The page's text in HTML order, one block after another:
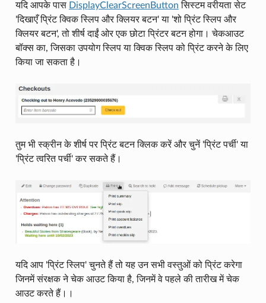
यदि आपके पास DisplayClearScreenButton सिस्टम वरीयता सेट
'दिखाएँ प्रिंट क्विक स्लिप और क्लियर बटन' या 'शो प्रिंट स्लिप और
क्लियर बटन', तो शीर्ष दाईं ओर एक छोटा प्रिंटर बटन होगा। चेकआउट
बॉक्स का, जिसका उपयोग स्लिप या क्विक स्लिप को प्रिंट करने के लिए
किया जा सकता है।
तुम भी स्क्रीन के शीर्ष पर प्रिंट बटन क्लिक करें और चुनें 'प्रिंट पर्ची' या
'प्रिंट त्वरित पर्ची' कर सकते हैं।
यदि आप 'प्रिंट स्लिप' चुनते हैं तो यह उन सभी वस्तुओं को प्रिंट करेगा
जिनमें संरक्षक ने चेक आउट किया है, जिनमें वे पहले की तारीख में चेक
आउट करते हैं।।